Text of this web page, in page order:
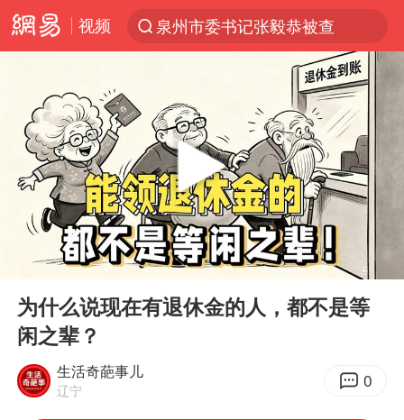
视频
泉州市委书记张毅恭被查
“电影+”如何激发千亿级消费新活力？
全球首个长时储能一体化产业园量产
台风白海豚加强
中国女篮70-67险胜尼日利亚女篮
四川宜宾高县4.9级地震致1死
名创优品回应女子吐槽内裤质量差
出口禁令驱动有色板块大涨
秋天的第一杯奶茶到底有多火
Play
00:00 02:24
为什么说现在有退休金的人，都不是等
闲之辈？
生活奇葩事儿
辽宁 0